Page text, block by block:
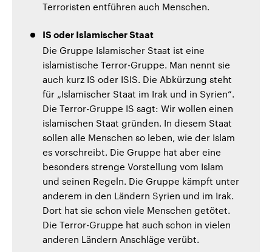
Terroristen entführen auch Menschen.
IS oder Islamischer Staat
Die Gruppe Islamischer Staat ist eine
islamistische Terror-Gruppe. Man nennt sie
auch kurz IS oder ISIS. Die Abkürzung steht
für „Islamischer Staat im Irak und in Syrien“.
Die Terror-Gruppe IS sagt: Wir wollen einen
islamischen Staat gründen. In diesem Staat
sollen alle Menschen so leben, wie der Islam
es vorschreibt. Die Gruppe hat aber eine
besonders strenge Vorstellung vom Islam
und seinen Regeln. Die Gruppe kämpft unter
anderem in den Ländern Syrien und im Irak.
Dort hat sie schon viele Menschen getötet.
Die Terror-Gruppe hat auch schon in vielen
anderen Ländern Anschläge verübt.